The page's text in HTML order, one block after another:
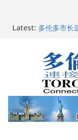
Latest: 多伦多市长
关加拿大就
2026加拿
龚晓华参